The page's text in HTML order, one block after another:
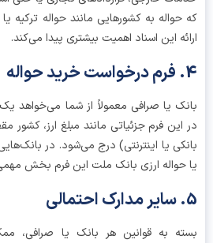
به کشورهایی مانند حواله ترکیه یا
این اسناد اهمیت بیشتری پیدا می‌کند.
یا صرافی معمولاً از شما می‌خواهد یک فرم
فرم جزئیاتی مانند مبلغ ارز، کشور مقصد و
یا اینترنتی) درج می‌شود. در بانک‌هایی
ارزی بانک ملت این فرم بخش مهمی از
به قوانین هر بانک یا صرافی، ممکن